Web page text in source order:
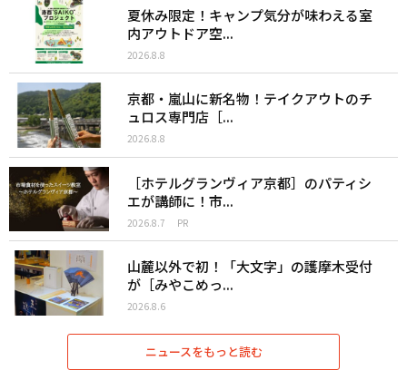
夏休み限定！キャンプ気分が味わえる室
内アウトドア空...
2026.8.8
京都・嵐山に新名物！テイクアウトのチ
ュロス専門店［...
2026.8.8
［ホテルグランヴィア京都］のパティシ
エが講師に！市...
2026.8.7 PR
山麓以外で初！「大文字」の護摩木受付
が［みやこめっ...
2026.8.6
ニュースをもっと読む